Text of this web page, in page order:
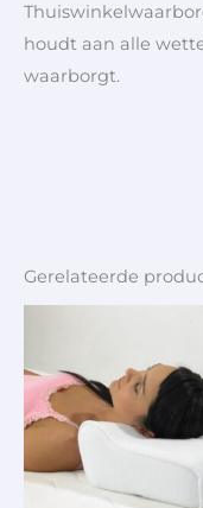
houdt aan alle
waarborgt.
Gerelateerde